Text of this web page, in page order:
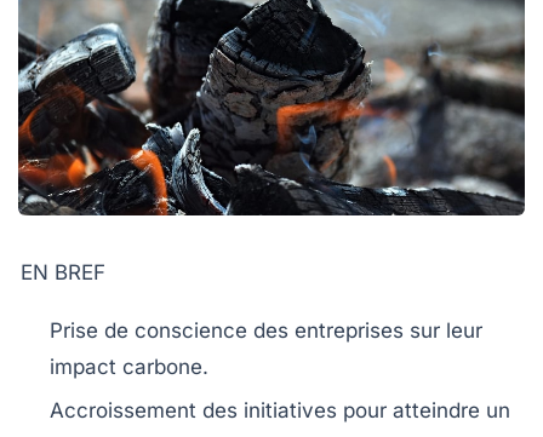
EN BREF
Prise de conscience des entreprises sur leur
impact carbone.
Accroissement des initiatives pour atteindre un